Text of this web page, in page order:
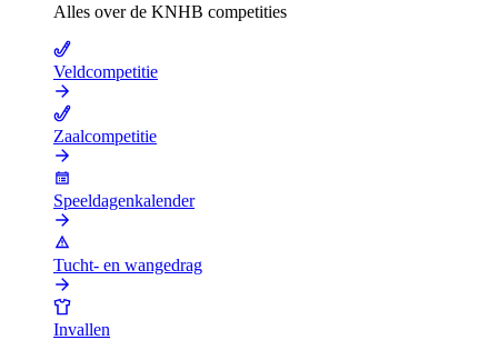
Alles over de KNHB competities
Veldcompetitie
Zaalcompetitie
Speeldagenkalender
Tucht- en wangedrag
Invallen